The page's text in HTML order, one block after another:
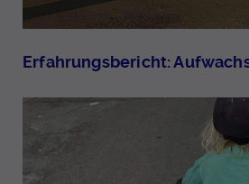
Erfahrungsbericht: